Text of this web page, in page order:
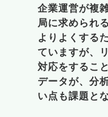
企業運営が複
局に求められ
よりよくする
ていますが、
対応をするこ
データが、分
い点も課題と